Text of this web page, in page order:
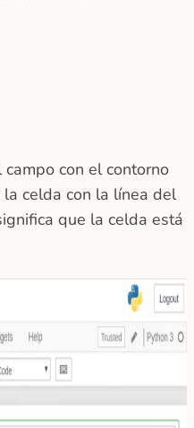
con el contorno
celda con la línea del
que la celda está